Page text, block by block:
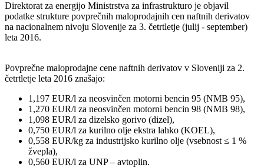
Direktorat za energijo Ministrstva za infrastrukturo je objavil
podatke strukture povprečnih maloprodajnih cen naftnih derivatov
na nacionalnem nivoju Slovenije za 3. četrtletje (julij - september)
leta 2016.
Povprečne maloprodajne cene naftnih derivatov v Sloveniji za 2.
četrtletje leta 2016 znašajo:
1,197 EUR/l za neosvinčen motorni bencin 95 (NMB 95),
1,270 EUR/l za neosvinčen motorni bencin 98 (NMB 98),
1,098 EUR/l za dizelsko gorivo (dizel),
0,750 EUR/l za kurilno olje ekstra lahko (KOEL),
0,558 EUR/kg za industrijsko kurilno olje (vsebnost ≤ 1 %
žvepla),
0,560 EUR/l za UNP – avtoplin.